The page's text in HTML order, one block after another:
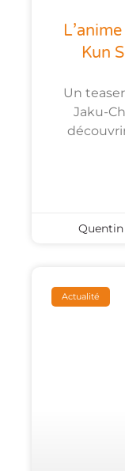
Kun
Un
Jaku-
Actualité